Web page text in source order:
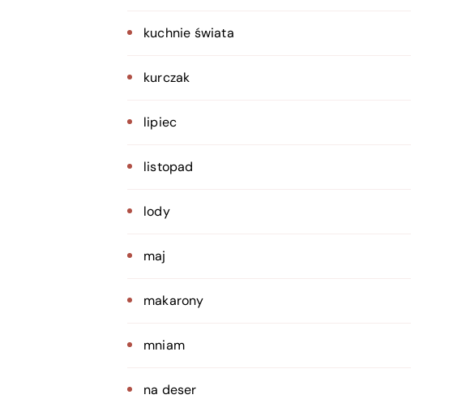
kuchnie świata
kurczak
lipiec
listopad
lody
maj
makarony
mniam
na deser